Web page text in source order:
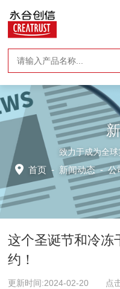
致力于成为全
首页 - 新闻动态-
这个圣诞节和冷冻
约！
更新时间:2024-02-20 点